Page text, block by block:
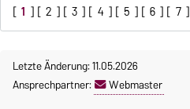
[ 1 ] [ 2 ] [ 3 ] [ 4 ] [ 5 ] [ 6 ] [ 7
Letzte Änderung: 11.05.2026
Ansprechpartner:
Webmaster